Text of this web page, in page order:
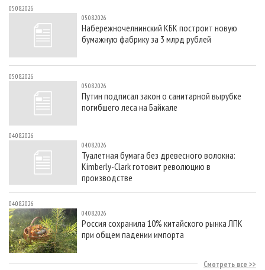
05.08.2026
05.08.2026
Набережночелнинский КБК построит новую
бумажную фабрику за 3 млрд рублей
05.08.2026
05.08.2026
Путин подписал закон о санитарной вырубке
погибшего леса на Байкале
04.08.2026
04.08.2026
Туалетная бумага без древесного волокна:
Kimberly-Clark готовит революцию в
производстве
04.08.2026
04.08.2026
Россия сохранила 10% китайского рынка ЛПК
при общем падении импорта
Смотреть все